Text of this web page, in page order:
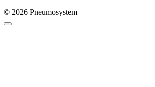
© 2026 Pneumosystem